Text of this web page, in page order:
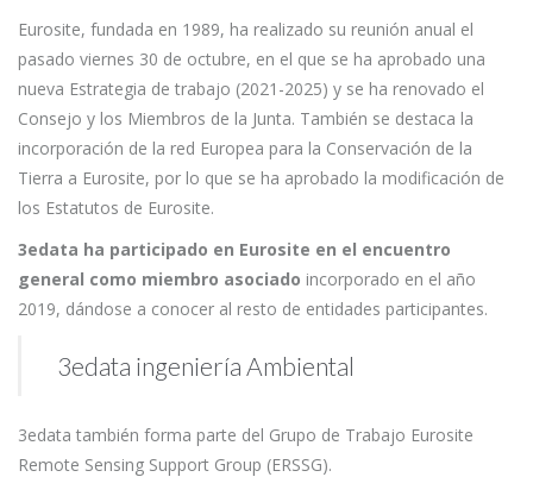
Eurosite, fundada en 1989, ha realizado su reunión anual el
pasado viernes 30 de octubre, en el que se ha aprobado una
nueva Estrategia de trabajo (2021-2025) y se ha renovado el
Consejo y los Miembros de la Junta. También se destaca la
incorporación de la red Europea para la Conservación de la
Tierra a Eurosite, por lo que se ha aprobado la modificación de
los Estatutos de Eurosite.
3edata ha participado en Eurosite en el encuentro
general como miembro asociado incorporado en el año
2019, dándose a conocer al resto de entidades participantes.
3edata ingeniería Ambiental
3edata también forma parte del Grupo de Trabajo Eurosite
Remote Sensing Support Group (ERSSG).